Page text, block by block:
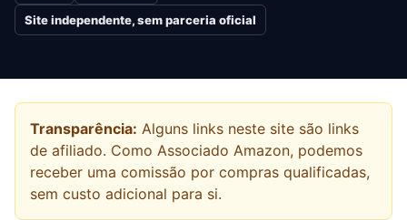
Site independente, sem parceria oficial
Transparência: Alguns links neste site são links
de afiliado. Como Associado Amazon, podemos
receber uma comissão por compras qualificadas,
sem custo adicional para si.